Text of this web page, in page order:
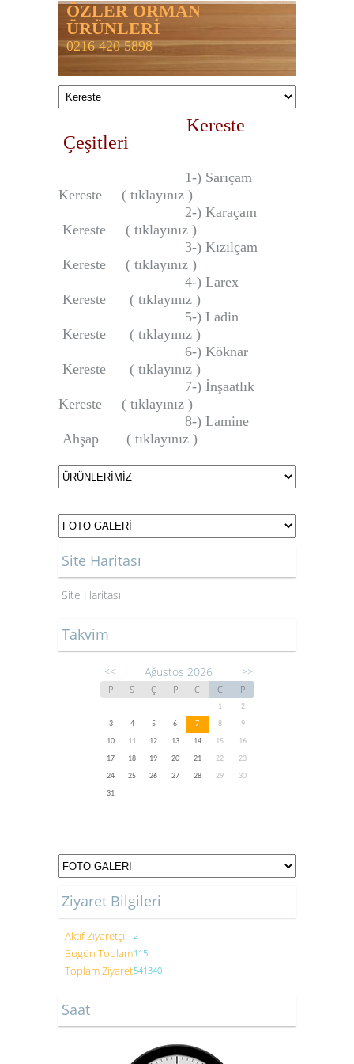
ÖZLER ORMAN
ÜRÜNLERİ
0216 420 5898
Kereste
Çeşitleri
1-) Sarıçam
Kereste ( tıklayınız )
2-) Karaçam
Kereste ( tıklayınız )
3-) Kızılçam
Kereste ( tıklayınız )
4-) Larex
Kereste ( tıklayınız )
5-) Ladin
Kereste ( tıklayınız )
6-) Köknar
Kereste ( tıklayınız )
7-) İnşaatlık
Kereste ( tıklayınız )
8-) Lamine
Ahşap ( tıklayınız )
Site Haritası
Site Haritası
Takvim
<< Ağustos 2026 >>
P S Ç P C C P
1
2
3
4 5 6 7 8
9
10
11 12 13 14 15
16
17
18 19 20 21 22
23
24
25 26 27 28 29
30
31
Ziyaret Bilgileri
Aktif Ziyaretçi 2
Bugün Toplam115
Toplam Ziyaret541340
Saat